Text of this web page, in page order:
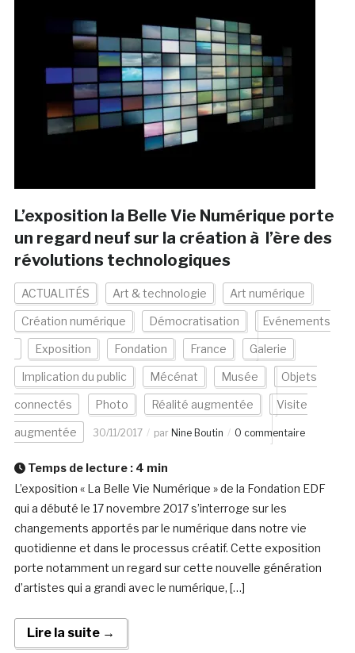
L’exposition la Belle Vie Numérique porte
un regard neuf sur la création à l’ère des
révolutions technologiques
ACTUALITÉS Art & technologie Art numérique
Création numérique Démocratisation Evénements
Exposition Fondation France Galerie
Implication du public Mécénat Musée Objets
connectés Photo Réalité augmentée Visite
augmentée 30/11/2017 par Nine Boutin 0 commentaire
Temps de lecture : 4 min
L’exposition « La Belle Vie Numérique » de la Fondation EDF
qui a débuté le 17 novembre 2017 s’interroge sur les
changements apportés par le numérique dans notre vie
quotidienne et dans le processus créatif. Cette exposition
porte notamment un regard sur cette nouvelle génération
d’artistes qui a grandi avec le numérique, […]
Lire la suite →